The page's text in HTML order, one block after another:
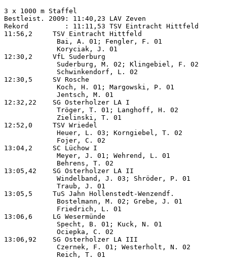
3 x 1000 m Staffel
Bestleist. 2009: 11:40,23 LAV Zeven
Rekord         : 11:11,53 TSV Eintracht
11:56,2     TSV Eintracht Hittfeld
Bai, A.
             Koryciak, J. 01
12:30,2     VfL Suderburg
Suderburg, M.
             Schwinkendorf, L. 02
12:30,5     SV Rosche
Koch, H. 01;
             Jentsch, M. 01
12:32,22    SG Osterholzer LA I
Tröger, T.
             Zielinski, T. 01
12:52,0     TSV Wriedel
Heuer, L. 03;
             Fojer, C. 02
13:04,2     SC Lüchow I
Meyer, J.
             Behrens, T. 02
13:05,42    SG Osterholzer LA II
Windelband, J.
             Traub, J. 01
13:05,5     TuS Jahn Hollenstedt-Wenzendf.
Bostelmann,
             Friedrich, L. 01
13:06,6     LG Wesermünde
Specht, B.
             Ociepka, C. 02
13:06,92    SG Osterholzer LA III
Czernek, F.
             Reich, T. 01